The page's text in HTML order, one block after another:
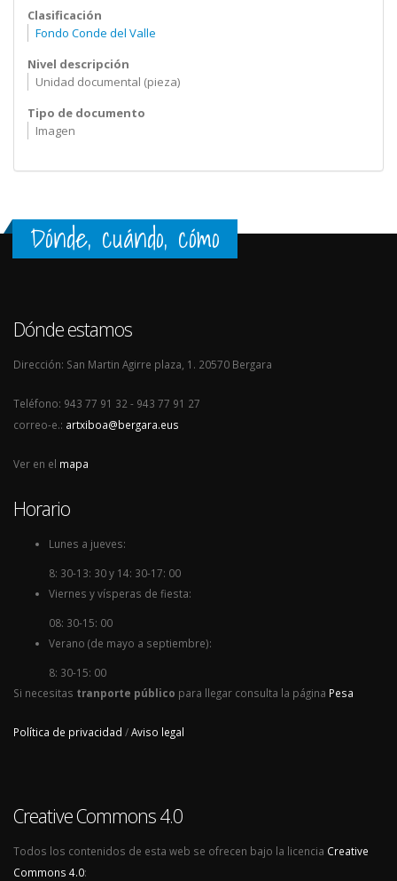
Clasificación
Fondo Conde del Valle
Nivel descripción
Unidad documental (pieza)
Tipo de documento
Imagen
Dónde, cuándo, cómo
Dónde estamos
Dirección: San Martin Agirre plaza, 1. 20570 Bergara
Teléfono: 943 77 91 32 - 943 77 91 27
correo-e.: artxiboa@bergara.eus
Ver en el mapa
Horario
Lunes a jueves:
8: 30-13: 30 y 14: 30-17: 00
Viernes y vísperas de fiesta:
08: 30-15: 00
Verano (de mayo a septiembre):
8: 30-15: 00
Si necesitas tranporte público para llegar consulta la página Pesa
Política de privacidad /Aviso legal
Creative Commons 4.0
Todos los contenidos de esta web se ofrecen bajo la licencia Creative
Commons 4.0: